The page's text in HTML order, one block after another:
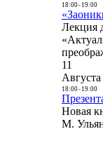
18:00- 19:00
Лекция
11
Августа
18:00- 19:00
Новая
М.